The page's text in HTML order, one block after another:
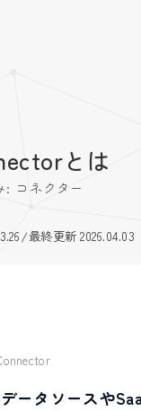
とは
: コネクター
/最終更新 2026.04.03
ータソースや